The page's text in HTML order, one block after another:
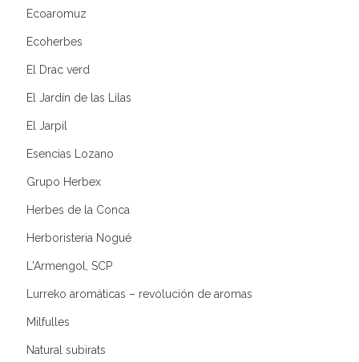
Ecoaromuz
Ecoherbes
El Drac verd
El Jardín de las Lilas
El Jarpil
Esencias Lozano
Grupo Herbex
Herbes de la Conca
Herboristeria Nogué
L'Armengol, SCP
Lurreko aromáticas – revolución de aromas
Milfulles
Natural subirats